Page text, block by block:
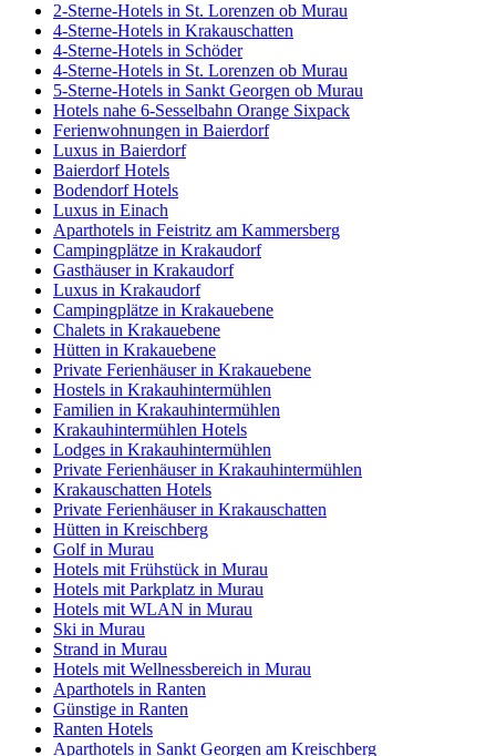
2-Sterne-Hotels in St. Lorenzen ob Murau
4-Sterne-Hotels in Krakauschatten
4-Sterne-Hotels in Schöder
4-Sterne-Hotels in St. Lorenzen ob Murau
5-Sterne-Hotels in Sankt Georgen ob Murau
Hotels nahe 6-Sesselbahn Orange Sixpack
Ferienwohnungen in Baierdorf
Luxus in Baierdorf
Baierdorf Hotels
Bodendorf Hotels
Luxus in Einach
Aparthotels in Feistritz am Kammersberg
Campingplätze in Krakaudorf
Gasthäuser in Krakaudorf
Luxus in Krakaudorf
Campingplätze in Krakauebene
Chalets in Krakauebene
Hütten in Krakauebene
Private Ferienhäuser in Krakauebene
Hostels in Krakauhintermühlen
Familien in Krakauhintermühlen
Krakauhintermühlen Hotels
Lodges in Krakauhintermühlen
Private Ferienhäuser in Krakauhintermühlen
Krakauschatten Hotels
Private Ferienhäuser in Krakauschatten
Hütten in Kreischberg
Golf in Murau
Hotels mit Frühstück in Murau
Hotels mit Parkplatz in Murau
Hotels mit WLAN in Murau
Ski in Murau
Strand in Murau
Hotels mit Wellnessbereich in Murau
Aparthotels in Ranten
Günstige in Ranten
Ranten Hotels
Aparthotels in Sankt Georgen am Kreischberg